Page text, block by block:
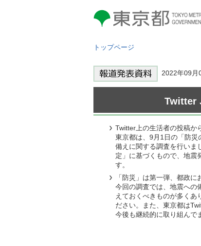
東京都 TOKYO METROPOLITAN
GOVERNMENT
トップページ
2022年09
Twitter
Twitter上の生活者の投稿か
東京都は、9月1日の「防
備えに関する調査を行いま
定」に基づくもので、地震
す。
「防災」は第一弾、都政
今回の調査では、地震への
えておくべきものが多くあ
ださい。また、東京都は
今後も継続的に取り組んで